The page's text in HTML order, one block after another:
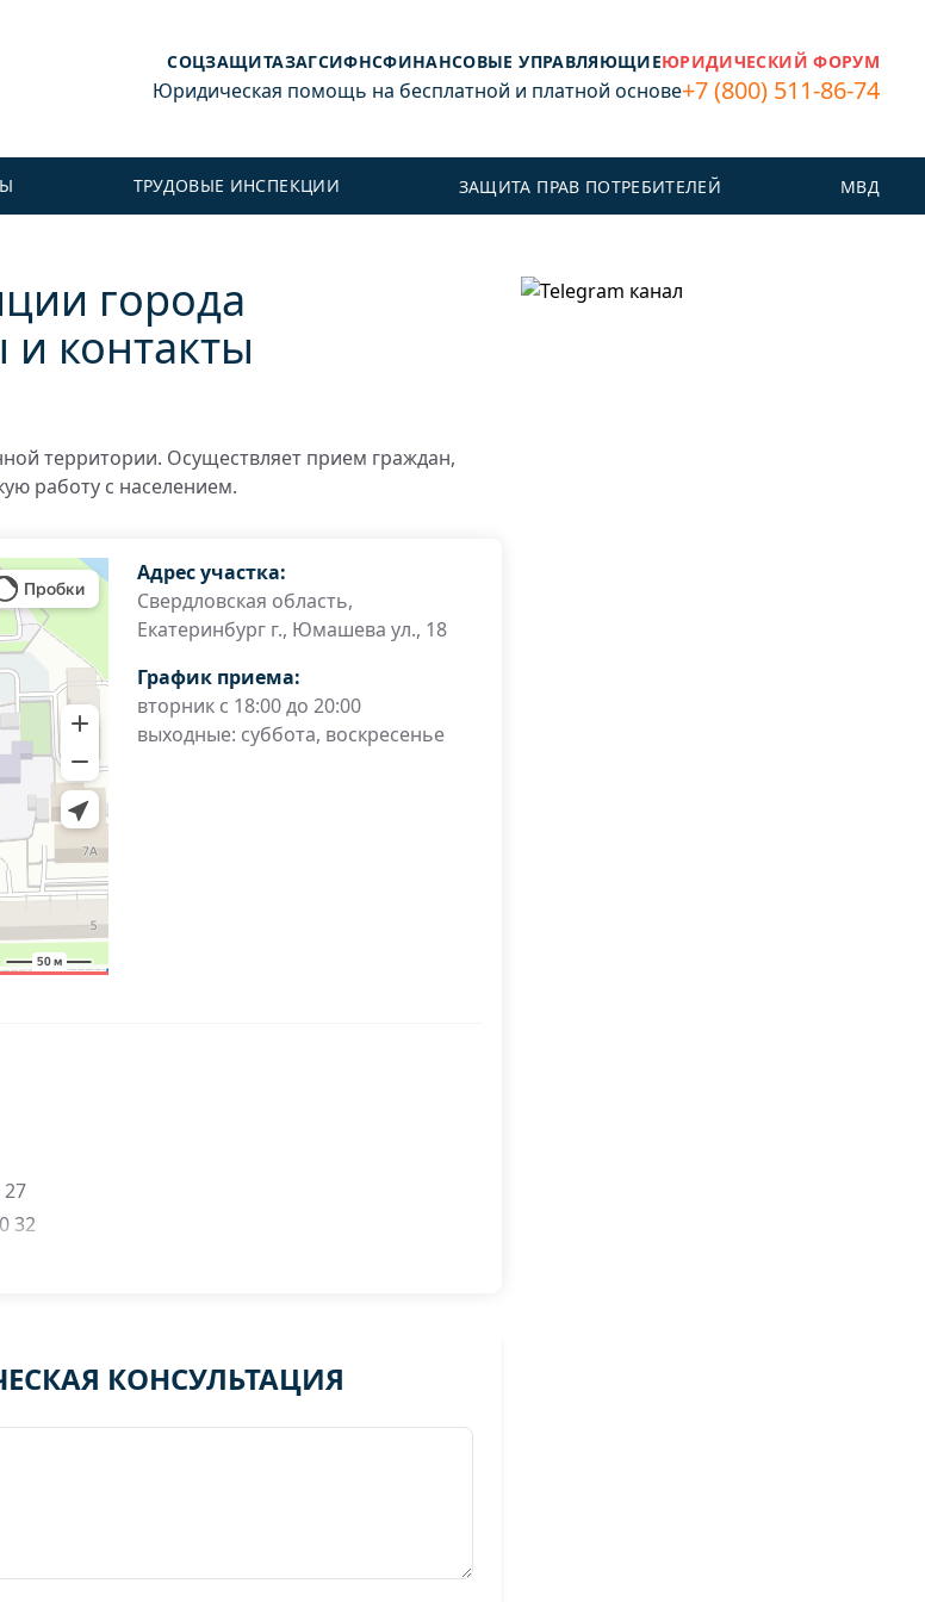
СОЦЗАЩИТАЗАГСИФНСФИНАНСОВЫЕ УПРАВЛЯЮЩИЕЮРИДИЧЕСКИЙ ФОРУМ
Юридическая помощь на бесплатной и платной основе+7 (800) 511-86-74
ТРУДОВЫЕ ИНСПЕКЦИИ ЗАЩИТА ПРАВ ПОТРЕБИТЕЛЕЙ МВД
города
и контакты
территории. Осуществляет прием граждан,
работу с населением.
Адрес участка:
Свердловская область,
Екатеринбург г., Юмашева ул., 18
График приема:
вторник с 18:00 до 20:00
выходные: суббота, воскресенье
27
32
КОНСУЛЬТАЦИЯ